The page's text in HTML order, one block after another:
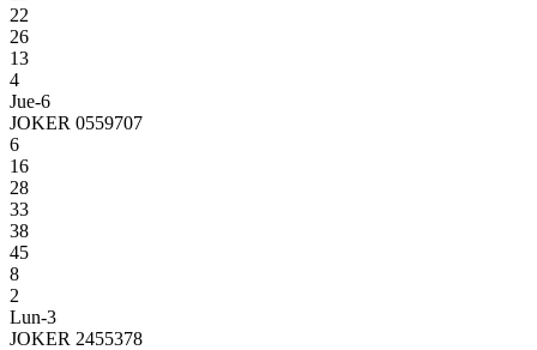
22
26
13
4
Jue-6
JOKER 0559707
6
16
28
33
38
45
8
2
Lun-3
JOKER 2455378